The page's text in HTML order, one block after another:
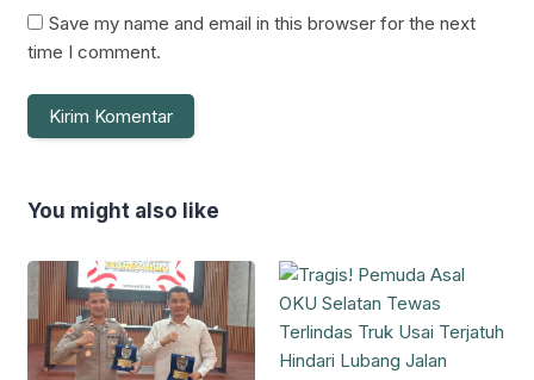
Save my name and email in this browser for the next
time I comment.
You might also like